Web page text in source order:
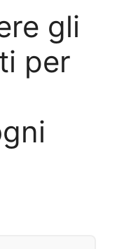
gli
per